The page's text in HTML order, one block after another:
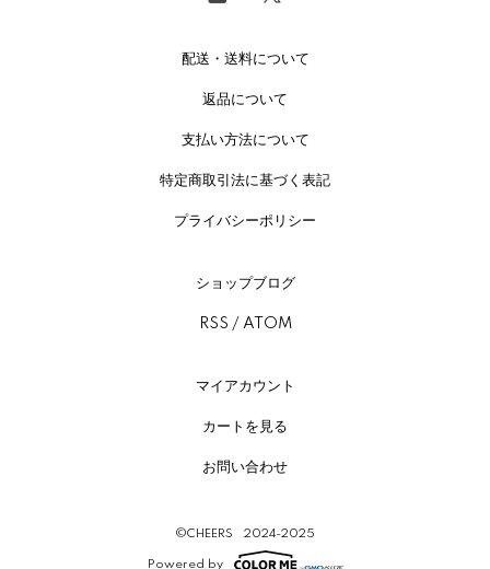
配送・送料について
返品について
支払い方法について
特定商取引法に基づく表記
プライバシーポリシー
ショップブログ
RSS / ATOM
マイアカウント
カートを見る
お問い合わせ
©CHEERS 2024-2025
Powered by